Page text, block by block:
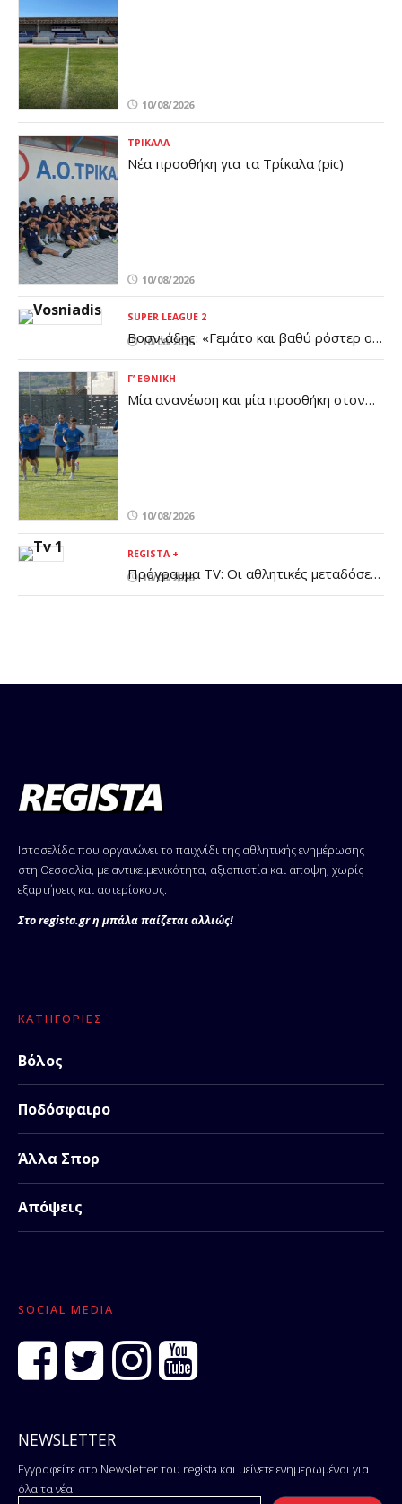
10/08/2026
ΤΡΊΚΑΛΑ
Νέα προσθήκη για τα Τρίκαλα (pic)
10/08/2026
SUPER LEAGUE 2
Βοσνιάδης: «Γεμάτο και βαθύ ρόστερ ο
Πανσερραϊκός - Έχουμε πολύ δρόμο
μπροστά μας»
10/08/2026
Γ’ ΕΘΝΙΚΉ
Μία ανανέωση και μία προσθήκη στον
10/08/2026
REGISTA +
Πρόγραμμα TV: Οι αθλητικές μεταδόσεις
της Δευτέρας 10/8
10/08/2026
Ιστοσελίδα που οργανώνει το παιχνίδι της αθλητικής ενημέρωσης
στη Θεσσαλία, με αντικειμενικότητα, αξιοπιστία και άποψη, χωρίς
εξαρτήσεις και αστερίσκους.
Στο regista.gr η μπάλα παίζεται αλλιώς!
ΚΑΤΗΓΟΡΊΕΣ
Βόλος
Ποδόσφαιρο
Άλλα Σπορ
Απόψεις
SOCIAL MEDIA
NEWSLETTER
Εγγραφείτε στο Newsletter του regista και μείνετε ενημερωμένοι για
όλα τα νέα.